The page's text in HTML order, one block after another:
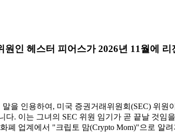
원인 헤스터 피어스가 2026년 11월에
말을 인용하여, 미국 증권거래위원회(SEC) 위
다. 이는 그녀의 SEC 위원 임기가 곧 끝날 것
폐 업계에서 "크립토 맘(Crypto Mom)"으로 알